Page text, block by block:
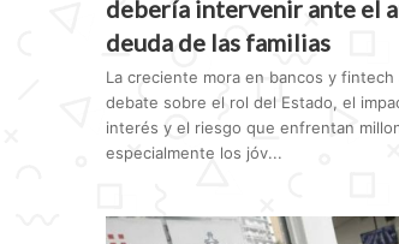
debería intervenir ante el
deuda de las familias
La creciente mora en bancos y
debate sobre el rol del Estado, el
interés y el riesgo que enfrentan
especialmente los jóv...